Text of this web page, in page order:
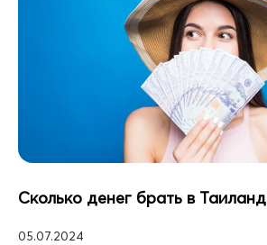
Сколько денег брать в Таиланд
05.07.2024